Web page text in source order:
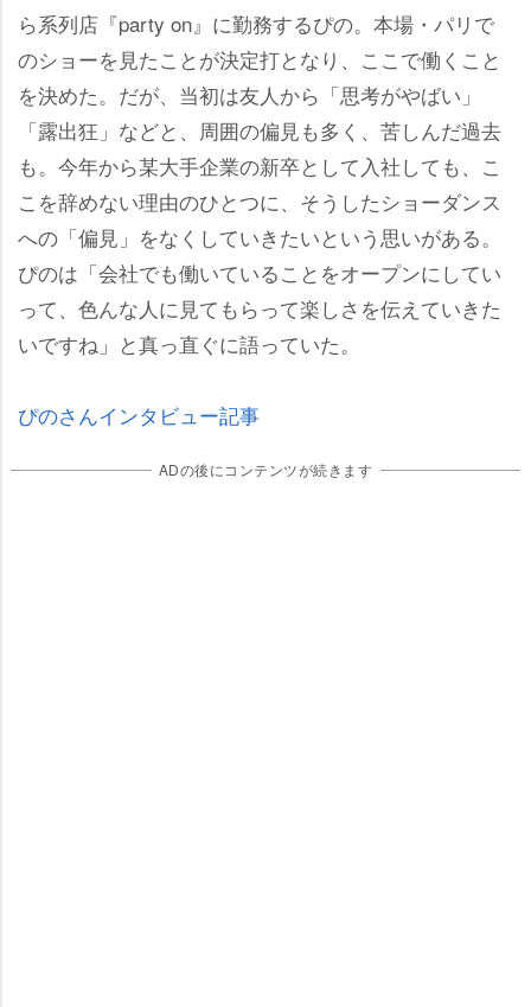
ら系列店『party on』に勤務するぴの。本場・パリで
のショーを見たことが決定打となり、ここで働くこと
を決めた。だが、当初は友人から「思考がやばい」
「露出狂」などと、周囲の偏見も多く、苦しんだ過去
も。今年から某大手企業の新卒として入社しても、こ
こを辞めない理由のひとつに、そうしたショーダンス
への「偏見」をなくしていきたいという思いがある。
ぴのは「会社でも働いていることをオープンにしてい
って、色んな人に見てもらって楽しさを伝えていきた
いですね」と真っ直ぐに語っていた。
ぴのさんインタビュー記事
ADの後にコンテンツが続きます